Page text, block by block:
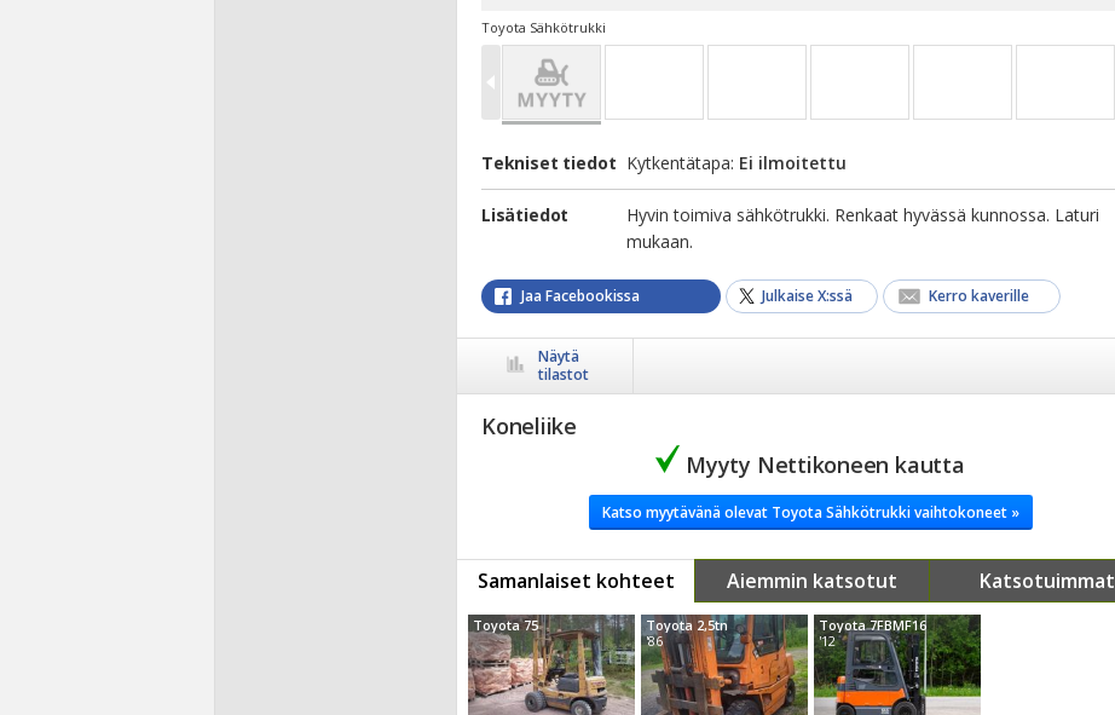
Toyota Sähkötrukki
Tekniset tiedot Kytkentätapa: Ei ilmoitettu
Lisätiedot
Hyvin toimiva sähkötrukki. Renkaat hyvässä kunnossa. Laturi
mukaan.
Jaa Facebookissa Julkaise X:ssä Kerro kaverille
Näytä
tilastot
Koneliike
Myyty Nettikoneen kautta
Katso myytävänä olevat Toyota Sähkötrukki vaihtokoneet »
Samanlaiset kohteet Aiemmin katsotut Katsotuimmat
Toyota 75
Toyota 2,5tn
'86
Toyota 7FBMF16
'12